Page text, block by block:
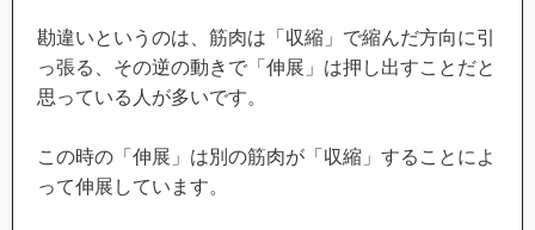
勘違いというのは、筋肉は「収縮」で縮んだ方向に引
っ張る、その逆の動きで「伸展」は押し出すことだと
思っている人が多いです。
この時の「伸展」は別の筋肉が「収縮」することによ
って伸展しています。